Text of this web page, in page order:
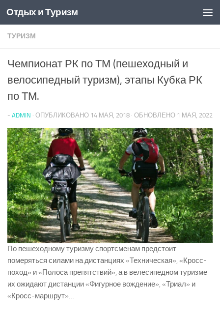
Перейти к содержимому
Отдых и Туризм
ТУРИЗМ
Чемпионат РК по ТМ (пешеходный и
велосипедный туризм), этапы Кубка РК
по ТМ.
- ADMIN · ОПУБЛИКОВАНО 14 МАЯ, 2018 · ОБНОВЛЕНО 1 МАЯ, 2022
По пешеходному туризму спортсменам предстоит
померяться силами на дистанциях «Техническая», «Кросс-
поход» и «Полоса препятствий», а в велесипедном туризме
их ожидают дистанции «Фигурное вождение», «Триал» и
«Кросс-маршрут»…